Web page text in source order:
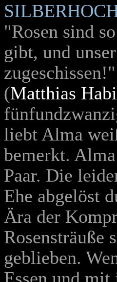
"Rosen sind
gibt, und
(Matthias
liebt Alma
bemerkt.
Paar. Die
Ehe abgelöst
Ära der
Rosensträuße
geblieben.